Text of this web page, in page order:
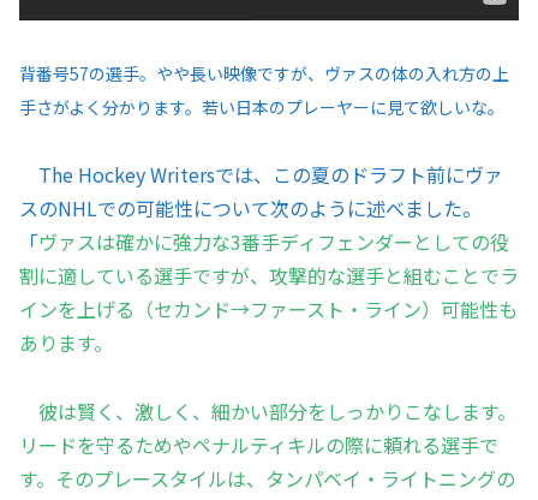
背番号57の選手。やや長い映像ですが、ヴァスの体の入れ方の上
手さがよく分かります。若い日本のプレーヤーに見て欲しいな。
The Hockey Writersでは、この夏のドラフト前にヴァ
スのNHLでの可能性について次のように述べました。
「ヴァスは確かに強力な3番手ディフェンダーとしての役
割に適している選手ですが、攻撃的な選手と組むことでラ
インを上げる（セカンド→ファースト・ライン）可能性も
あります。
彼は賢く、激しく、細かい部分をしっかりこなします。
リードを守るためやペナルティキルの際に頼れる選手で
す。そのプレースタイルは、タンパベイ・ライトニングの